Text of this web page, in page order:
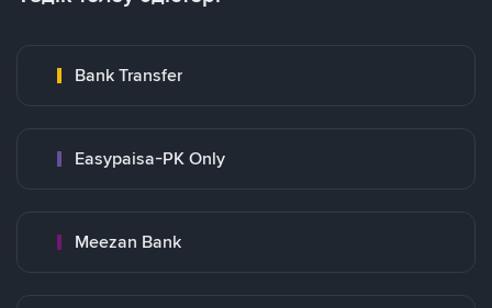
Bank Transfer
Easypaisa-PK Only
Meezan Bank